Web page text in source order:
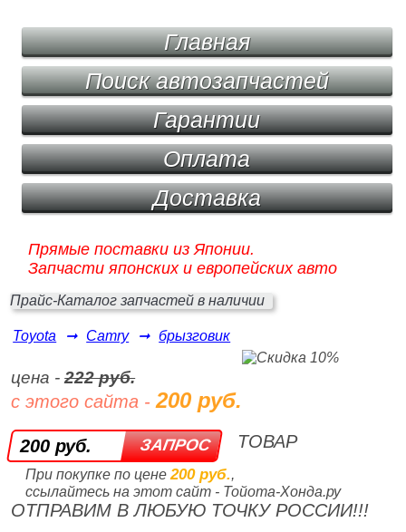
Главная
Поиск автозапчастей
Гарантии
Оплата
Доставка
Прямые поставки из Японии.
Запчасти японских и европейских авто
Прайс-Каталог запчастей в наличии
Toyota ➞ Camry ➞ брызговик
цена -222 руб.
с этого сайта -200 руб.
200 руб.
При покупке по цене 200 руб.,
ссылайтесь на этот сайт - Тойота-Хонда.ру
ТОВАР
ОТПРАВИМ В ЛЮБУЮ ТОЧКУ РОССИИ!!!